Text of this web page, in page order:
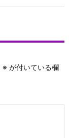
※ が付いている欄